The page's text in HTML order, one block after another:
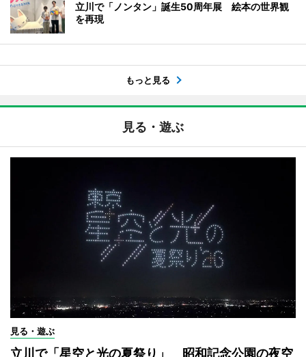
立川で「ノンタン」誕生50周年展 絵本の世界観
を再現
もっと見る
見る・遊ぶ
見る・遊ぶ
立川で「星空と光の夏祭り」 昭和記念公園の夜空